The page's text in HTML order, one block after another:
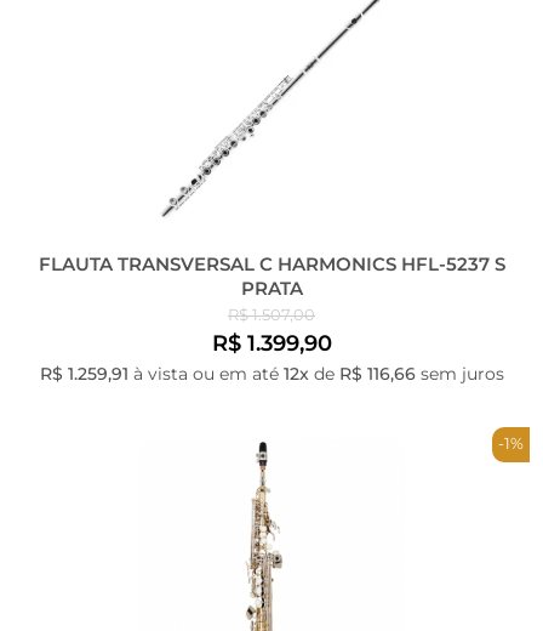
FLAUTA TRANSVERSAL C HARMONICS HFL-5237 S
PRATA
R$ 1.507,00
R$ 1.399,90
R$ 1.259,91 à vista ou em até 12xde R$ 116,66sem juros
-1%